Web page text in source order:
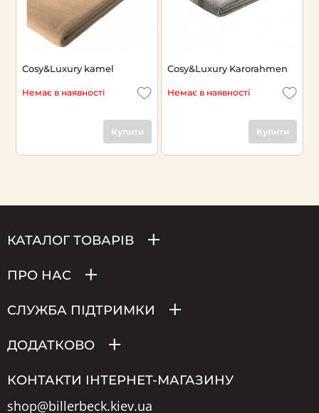
Cosy&Luxury kamel
Немає в наявності
Купити
Cosy&Luxury Karorahmen
Немає в наявності
Купити
КАТАЛОГ ТОВАРІВ
ПРО НАС
СЛУЖБА ПІДТРИМКИ
ДОДАТКОВО
КОНТАКТИ ІНТЕРНЕТ-МАГАЗИНУ
shop@billerbeck.kiev.ua